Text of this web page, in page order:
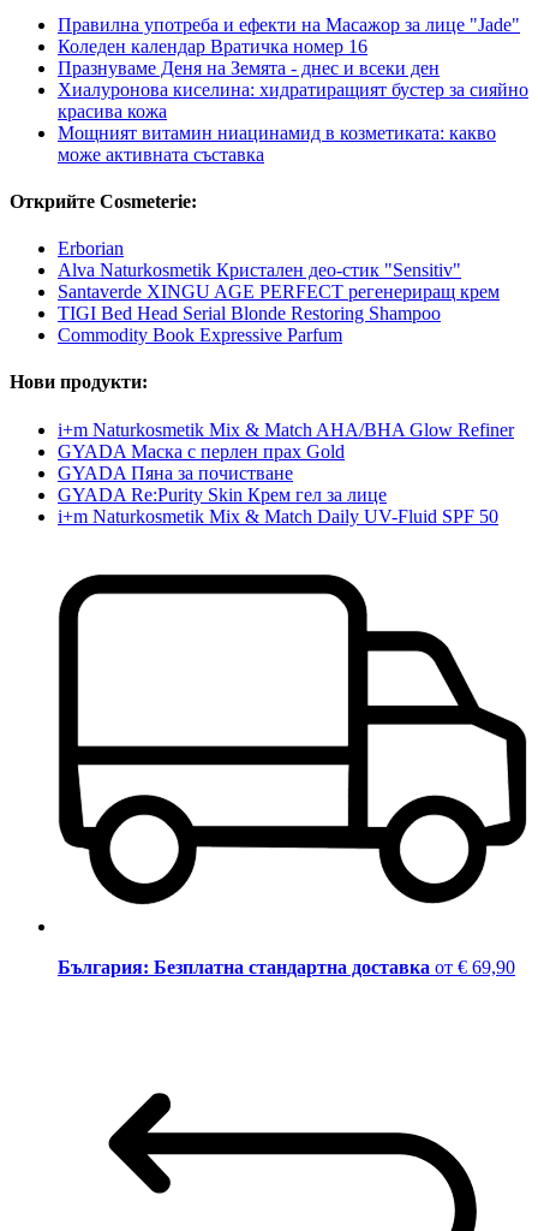
Правилна употреба и ефекти на Масажор за лице "Jade"
Коледен календар Вратичка номер 16
Празнуваме Деня на Земята - днес и всеки ден
Хиалуронова киселина: хидратиращият бустер за сияйно
красива кожа
Мощният витамин ниацинамид в козметиката: какво
може активната съставка
Открийте Cosmeterie:
Erborian
Alva Naturkosmetik Кристален део-стик "Sensitiv"
Santaverde XINGU AGE PERFECT регенериращ крем
TIGI Bed Head Serial Blonde Restoring Shampoo
Commodity Book Expressive Parfum
Нови продукти:
i+m Naturkosmetik Mix & Match AHA/BHA Glow Refiner
GYADA Маска с перлен прах Gold
GYADA Пяна за почистване
GYADA Re:Purity Skin Крем гел за лице
i+m Naturkosmetik Mix & Match Daily UV-Fluid SPF 50
България: Безплатна стандартна доставка от € 69,90